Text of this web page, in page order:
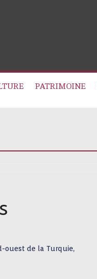
PATRIMOINE
ouest de la Turquie,